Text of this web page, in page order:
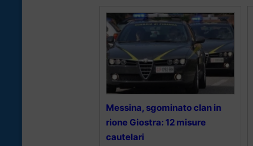
Messina, sgominato clan in
rione Giostra: 12 misure
cautelari